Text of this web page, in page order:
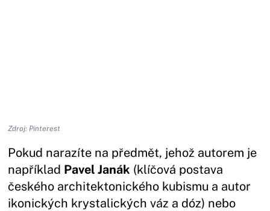
Zdroj: Pinterest
Pokud narazíte na předmět, jehož autorem je
například Pavel Janák (klíčová postava
českého architektonického kubismu a autor
ikonických krystalických váz a dóz) nebo